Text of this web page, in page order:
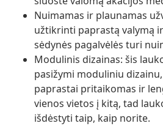
Nuimamas ir plaunamas
užtikrinti paprastą valymą
sėdynės pagalvėlės turi
Modulinis dizainas: šis
pasižymi moduliniu
paprastai pritaikomas ir
vienos vietos į kitą, tad
išdėstyti taip, kaip norite.